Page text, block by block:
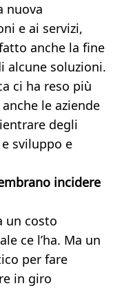
nuova
e ai servizi,
anche la fine
alcune soluzioni.
ci ha reso più
le aziende
degli
sviluppo e
incidere
un costo
ce l’ha. Ma un
per fare
in giro